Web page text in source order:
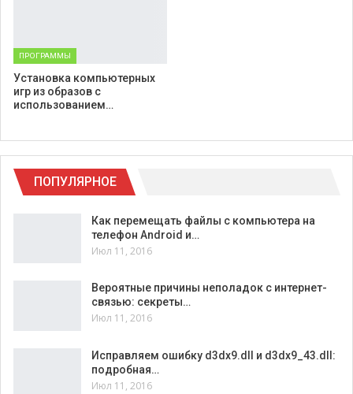
ПРОГРАММЫ
Установка компьютерных
игр из образов с
использованием…
ПОПУЛЯРНОЕ
Как перемещать файлы с компьютера на
телефон Android и…
Июл 11, 2016
Вероятные причины неполадок с интернет-
связью: секреты…
Июл 11, 2016
Исправляем ошибку d3dx9.dll и d3dx9_43.dll:
подробная…
Июл 11, 2016